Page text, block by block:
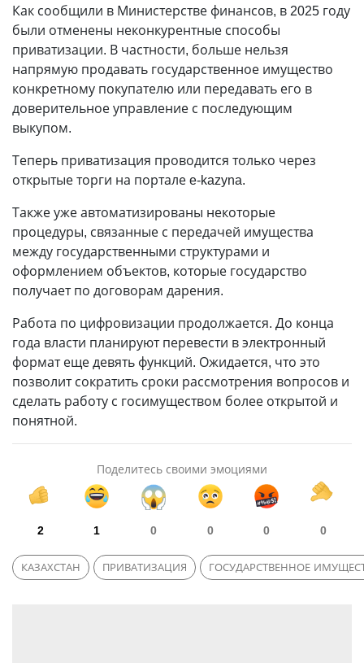
Как сообщили в Министерстве финансов, в 2025 году
были отменены неконкурентные способы
приватизации. В частности, больше нельзя
напрямую продавать государственное имущество
конкретному покупателю или передавать его в
доверительное управление с последующим
выкупом.
Теперь приватизация проводится только через
открытые торги на портале e-kazyna.
Также уже автоматизированы некоторые
процедуры, связанные с передачей имущества
между государственными структурами и
оформлением объектов, которые государство
получает по договорам дарения.
Работа по цифровизации продолжается. До конца
года власти планируют перевести в электронный
формат еще девять функций. Ожидается, что это
позволит сократить сроки рассмотрения вопросов и
сделать работу с госимуществом более открытой и
понятной.
Поделитесь своими эмоциями
2 1 0 0 0 0
КАЗАХСТАН ПРИВАТИЗАЦИЯ ГОСУДАРСТВЕННОЕ